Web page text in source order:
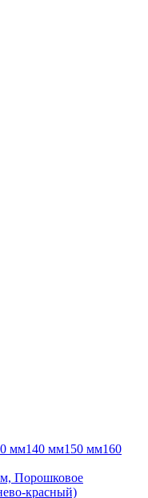
мм140 мм150 мм160